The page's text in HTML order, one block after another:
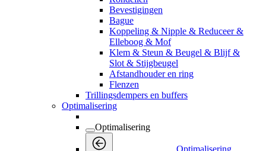
Bevestigingen
Bague
Koppeling & Nipple & Reduceer &
Elleboog & Mof
Klem & Steun & Beugel & Blijf &
Slot & Stijgbeugel
Afstandhouder en ring
Flenzen
Trillingsdempers en buffers
Optimalisering
Optimalisering
Optimalisering